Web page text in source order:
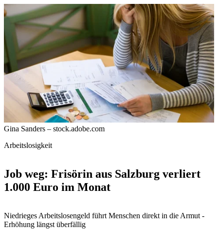
Gina Sanders – stock.adobe.com
Arbeitslosigkeit
Job weg: Frisörin aus Salzburg verliert
1.000 Euro im Monat
Niedrieges Arbeitslosengeld führt Menschen direkt in die Armut -
Erhöhung längst überfällig